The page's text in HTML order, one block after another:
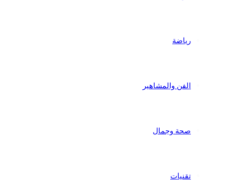
الفن والمشاهير
صحة وجمال